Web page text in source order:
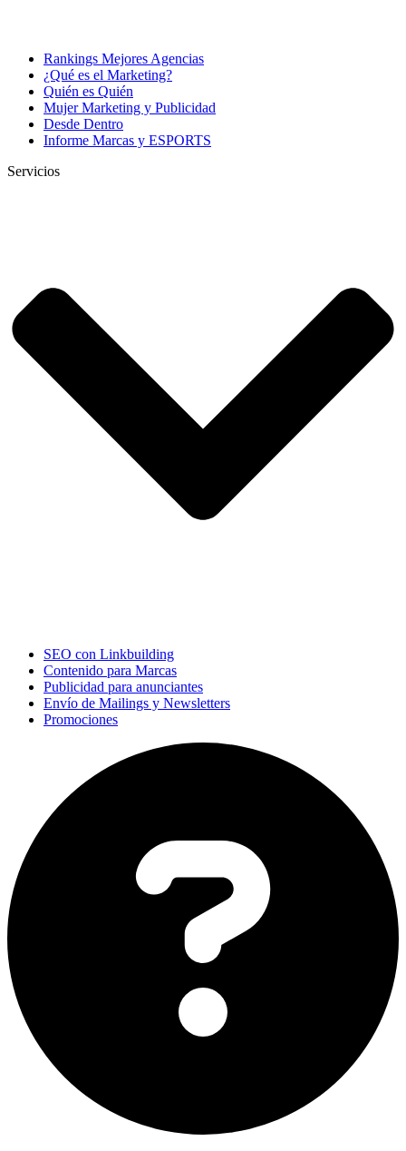
Rankings Mejores Agencias
¿Qué es el Marketing?
Quién es Quién
Mujer Marketing y Publicidad
Desde Dentro
Informe Marcas y ESPORTS
Servicios
SEO con Linkbuilding
Contenido para Marcas
Publicidad para anunciantes
Envío de Mailings y Newsletters
Promociones